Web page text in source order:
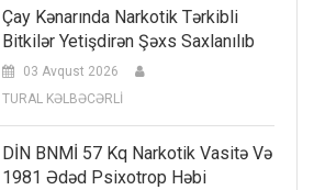
Çay Kənarında Narkotik Tərkibli
Bitkilər Yetişdirən Şəxs Saxlanılıb
03 Avqust 2026
TURAL KƏLBƏCƏRLİ
DİN BNMİ 57 Kq Narkotik Vasitə Və
1981 Ədəd Psixotrop Həbi